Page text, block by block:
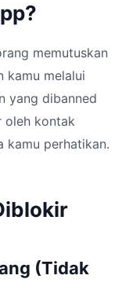
memutuskan
kamu melalui
yang dibanned
oleh kontak
kamu perhatikan.
(Tidak